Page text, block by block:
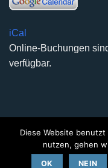
iCal
Online-Buchungen
verfügbar.
Copyright 2026 ©
Diese Website
nutzen, gehen
OK NEIN